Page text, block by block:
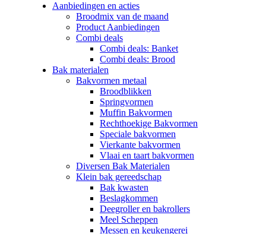
Aanbiedingen en acties
Broodmix van de maand
Product Aanbiedingen
Combi deals
Combi deals: Banket
Combi deals: Brood
Bak materialen
Bakvormen metaal
Broodblikken
Springvormen
Muffin Bakvormen
Rechthoekige Bakvormen
Speciale bakvormen
Vierkante bakvormen
Vlaai en taart bakvormen
Diversen Bak Materialen
Klein bak gereedschap
Bak kwasten
Beslagkommen
Deegroller en bakrollers
Meel Scheppen
Messen en keukengerei